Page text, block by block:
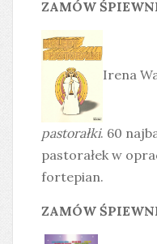
ZAMÓW
Irena
pastorałki. 60
pastorałek w
fortepian.
ZAMÓW